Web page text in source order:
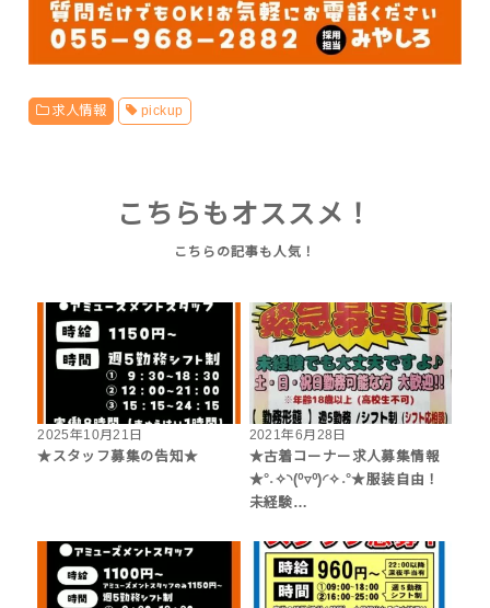
求人情報 pickup
こちらもオススメ！
2025年10月21日
★スタッフ募集の告知★
2021年6月28日
★古着コーナー求人募集情報
★°˖✧◝(⁰▿⁰)◜✧˖°★服装自由！
未経験…